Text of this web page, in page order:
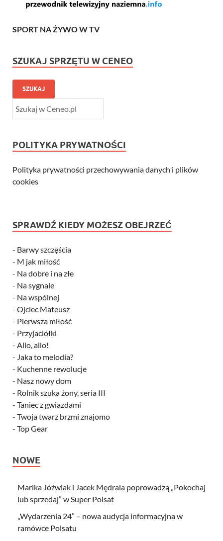
SPORT NA ŻYWO W TV
SZUKAJ SPRZĘTU W CENEO
SZUKAJ
POLITYKA PRYWATNOŚCI
Polityka prywatności przechowywania danych i plików
cookies
SPRAWDŹ KIEDY MOŻESZ OBEJRZEĆ
- Barwy szczęścia
- M jak miłość
- Na dobre i na złe
- Na sygnale
- Na wspólnej
- Ojciec Mateusz
- Pierwsza miłość
- Przyjaciółki
- Allo, allo!
- Jaka to melodia?
- Kuchenne rewolucje
- Nasz nowy dom
- Rolnik szuka żony, seria III
- Taniec z gwiazdami
- Twoja twarz brzmi znajomo
- Top Gear
NOWE
Marika Jóźwiak i Jacek Mędrala poprowadzą „Pokochaj
lub sprzedaj” w Super Polsat
„Wydarzenia 24” – nowa audycja informacyjna w
ramówce Polsatu